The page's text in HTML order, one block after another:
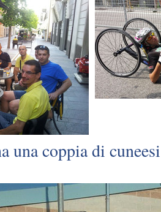
una coppia di